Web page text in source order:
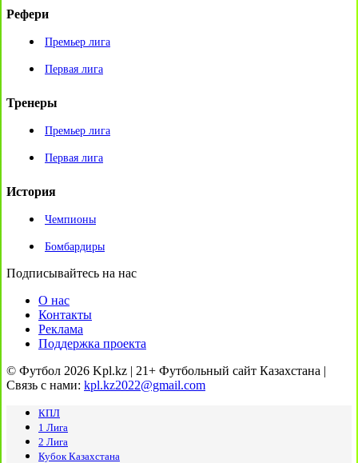
Рефери
Премьер лига
Первая лига
Тренеры
Премьер лига
Первая лига
История
Чемпионы
Бомбардиры
Подписывайтесь на нас
О нас
Контакты
Реклама
Поддержка проекта
© Футбол 2026 Kpl.kz | 21+ Футбольный сайт Казахстана |
Связь с нами: kpl.kz2022@gmail.com
КПЛ
1 Лига
2 Лига
Кубок Казахстана